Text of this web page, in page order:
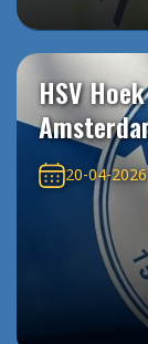
HSV
20-04-2026